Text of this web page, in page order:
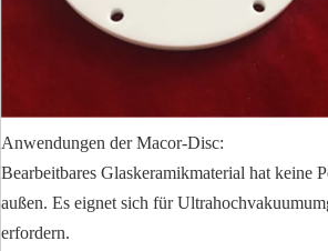
Anwendungen der Macor-Disc:
Bearbeitbares Glaskeramikmaterial hat keine
außen. Es eignet sich für
erfordern.